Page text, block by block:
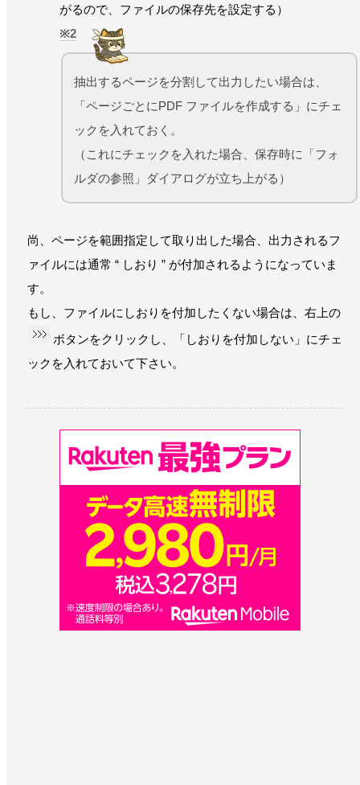
がるので、ファイルの保存先を設定する）
2
抽出するページを分割して出力したい場合は、
「ページごとにPDF ファイルを作成する」にチェ
ックを入れておく。
（これにチェックを入れた場合、保存時に「フォ
ルダの参照」ダイアログが立ち上がる）
尚、ページを範囲指定して取り出した場合、出力されるフ
ァイルには通常 “ しおり ” が付加されるようになっていま
す。
もし、ファイルにしおりを付加したくない場合は、右上の
ボタンをクリックし、「しおりを付加しない」にチェ
ックを入れておいて下さい。